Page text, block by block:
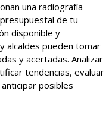
una radiografía
de tu
disponible y
alcaldes pueden tomar
y acertadas. Analizar
tendencias, evaluar
posibles